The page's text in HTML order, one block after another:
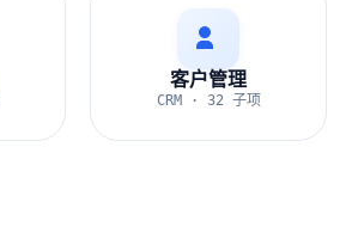
客户管理
CRM · 32 子项